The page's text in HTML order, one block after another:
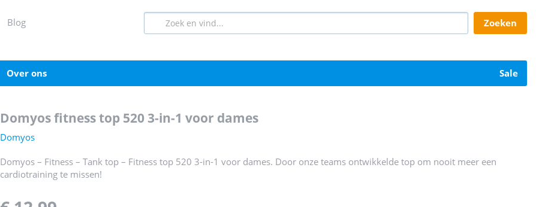
blog zoeken
over ons sale
domyos fitness top 520 3-in-1 voor dames
Domyos
Domyos – Fitness – Tank top – Fitness top 520 3-in-1 voor dames. Door onze teams ontwikkelde top om nooit meer een
cardiotraining te missen!